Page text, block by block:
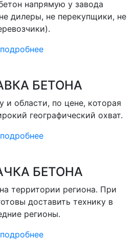
напрямую у завода
дилеры, не перекупщики, не
подробнее
БЕТОНА
и области, по цене, которая
географический охват.
подробнее
БЕТОНА
территории региона. При
доставить технику в
регионы.
подробнее